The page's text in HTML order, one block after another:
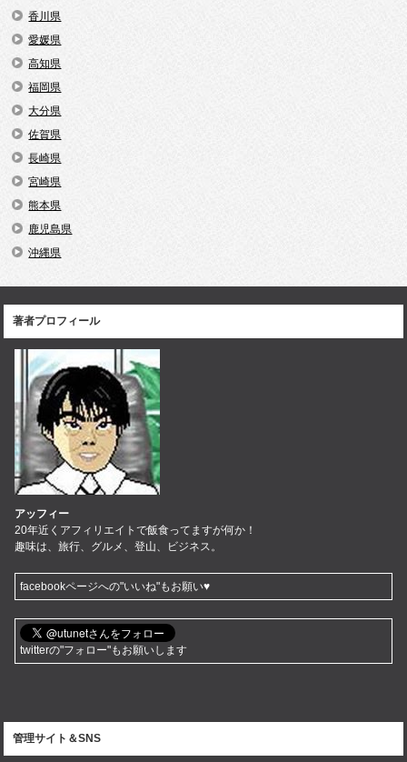
香川県
愛媛県
高知県
福岡県
大分県
佐賀県
長崎県
宮崎県
熊本県
鹿児島県
沖縄県
著者プロフィール
アッフィー
20年近くアフィリエイトで飯食ってますが何か！
趣味は、旅行、グルメ、登山、ビジネス。
facebookページへの"いいね"もお願い♥
twitterの"フォロー"もお願いします
管理サイト＆SNS